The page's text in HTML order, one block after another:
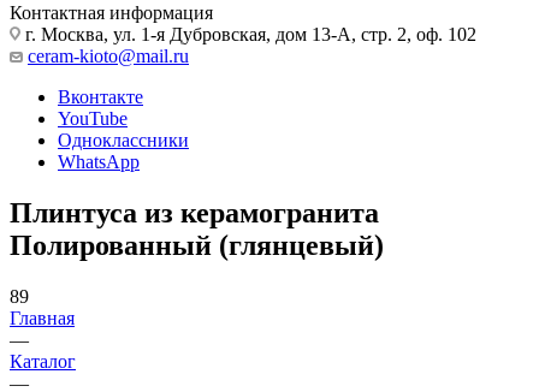
Контактная информация
г. Москва, ул. 1-я Дубровская, дом 13-А, стр. 2, оф. 102
ceram-kioto@mail.ru
Вконтакте
YouTube
Одноклассники
WhatsApp
Плинтуса из керамогранита
Полированный (глянцевый)
89
Главная
—
Каталог
—